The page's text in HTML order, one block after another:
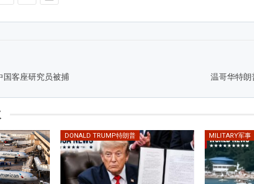
国客座研究员被捕 温哥华特朗
DONALD TRUMP特朗普 MILITARY军事